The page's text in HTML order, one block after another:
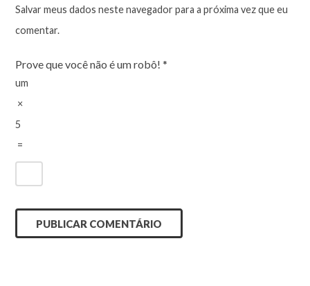
Salvar meus dados neste navegador para a próxima vez que eu
comentar.
Prove que você não é um robô! *
um
×
5
=